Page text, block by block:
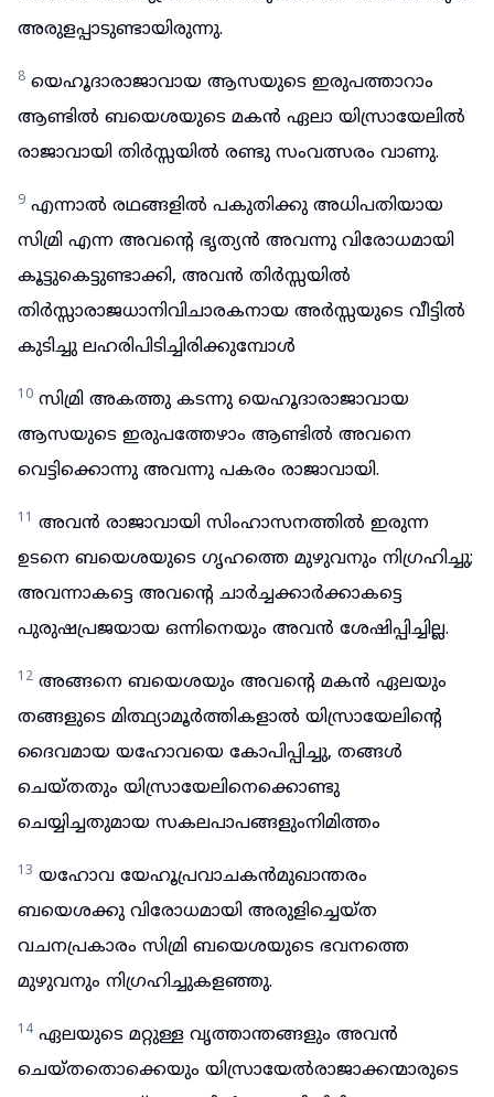
അരുളപ്പാടുണ്ടായിരുന്നു.
8 യെഹൂദാരാജാവായ ആസയുടെ ഇരുപത്താറാം
ആണ്ടിൽ ബയെശയുടെ മകൻ ഏലാ യിസ്രായേലിൽ
രാജാവായി തിർസ്സയിൽ രണ്ടു സംവത്സരം വാണു.
9 എന്നാൽ രഥങ്ങളിൽ പകുതിക്കു അധിപതിയായ
സിമ്രി എന്ന അവന്റെ ഭൃത്യൻ അവന്നു വിരോധമായി
കൂട്ടുകെട്ടുണ്ടാക്കി, അവൻ തിർസ്സയിൽ
തിർസ്സാരാജധാനിവിചാരകനായ അർസ്സയുടെ വീട്ടിൽ
കുടിച്ചു ലഹരിപിടിച്ചിരിക്കുമ്പോൾ
10 സിമ്രി അകത്തു കടന്നു യെഹൂദാരാജാവായ
ആസയുടെ ഇരുപത്തേഴാം ആണ്ടിൽ അവനെ
വെട്ടിക്കൊന്നു അവന്നു പകരം രാജാവായി.
11 അവൻ രാജാവായി സിംഹാസനത്തിൽ ഇരുന്ന
ഉടനെ ബയെശയുടെ ഗൃഹത്തെ മുഴുവനും നിഗ്രഹിച്ചു;
അവന്നാകട്ടെ അവന്റെ ചാർച്ചക്കാർക്കാകട്ടെ
പുരുഷപ്രജയായ ഒന്നിനെയും അവൻ ശേഷിപ്പിച്ചില്ല.
12 അങ്ങനെ ബയെശയും അവന്റെ മകൻ ഏലയും
തങ്ങളുടെ മിത്ഥ്യാമൂർത്തികളാൽ യിസ്രായേലിന്റെ
ദൈവമായ യഹോവയെ കോപിപ്പിച്ചു, തങ്ങൾ
ചെയ്തതും യിസ്രായേലിനെക്കൊണ്ടു
ചെയ്യിച്ചതുമായ സകലപാപങ്ങളുംനിമിത്തം
13 യഹോവ യേഹൂപ്രവാചകൻമുഖാന്തരം
ബയെശക്കു വിരോധമായി അരുളിച്ചെയ്ത
വചനപ്രകാരം സിമ്രി ബയെശയുടെ ഭവനത്തെ
മുഴുവനും നിഗ്രഹിച്ചുകളഞ്ഞു.
14 ഏലയുടെ മറ്റുള്ള വൃത്താന്തങ്ങളും അവൻ
ചെയ്തതൊക്കെയും യിസ്രായേൽരാജാക്കന്മാരുടെ